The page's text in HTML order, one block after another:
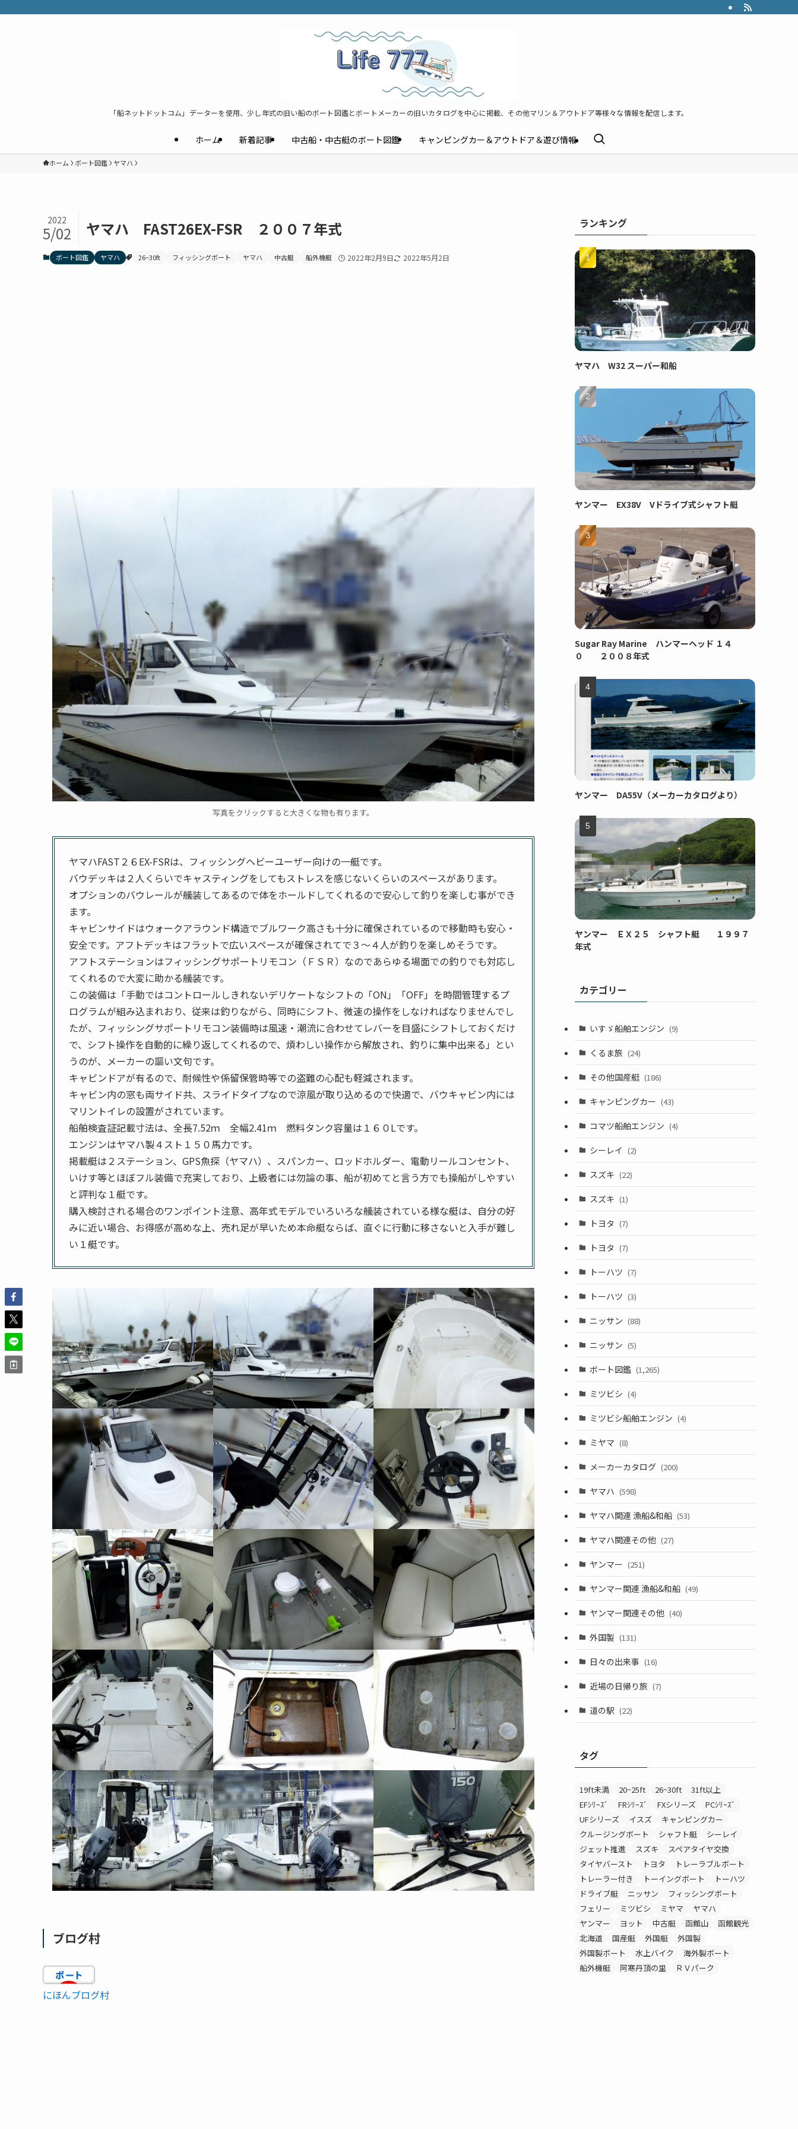
「船ネットドットコム」データーを使用、少し年式の旧い船のボート図鑑とボートメーカーの旧いカタログを中心に掲載、その他マリン＆アウトドア等様々な情報を配信します。
ホーム 新着記事 中古船・中古艇のボート図鑑 キャンピングカー＆アウトドア＆遊び情報
ホーム ボート図鑑 ヤマハ
ヤマハ FAST26EX-FSR ２００７年式
2022
5/02
ボート図鑑 ヤマハ 26~30ft フィッシングボート ヤマハ 中古艇 船外機艇 2022年2月9日 2022年5月2日
写真をクリックすると大きくな物も有ります。
ヤマハFAST２６EX-FSRは、フィッシングヘビーユーザー向けの一艇です。
バウデッキは２人くらいでキャスティングをしてもストレスを感じないくらいのスペースがあります。
オプションのバウレールが艤装してあるので体をホールドしてくれるので安心して釣りを楽しむ事ができ
ます。
キャビンサイドはウォークアラウンド構造でブルワーク高さも十分に確保されているので移動時も安心・
安全です。アフトデッキはフラットで広いスペースが確保されてで３～４人が釣りを楽しめそうです。
アフトステーションはフィッシングサポートリモコン（ＦＳＲ）なのであらゆる場面での釣りでも対応し
てくれるので大変に助かる艤装です。
この装備は「手動ではコントロールしきれないデリケートなシフトの「ON」「OFF」を時間管理するプ
ログラムが組み込まれおり、従来は釣りながら、同時にシフト、微速の操作をしなければなりませんでし
たが、フィッシングサポートリモコン装備時は風速・潮流に合わせてレバーを目盛にシフトしておくだけ
で、シフト操作を自動的に繰り返してくれるので、煩わしい操作から解放され、釣りに集中出来る」とい
うのが、メーカーの謳い文句です。
キャビンドアが有るので、耐候性や係留保管時等での盗難の心配も軽減されます。
キャビン内の窓も両サイド共、スライドタイプなので涼風が取り込めるので快適で、バウキャビン内には
マリントイレの設置がされています。
船舶検査証記載寸法は、全長7.52ｍ 全幅2.41ｍ 燃料タンク容量は１６０Lです。
エンジンはヤマハ製４スト１５０馬力です。
掲載艇は２ステーション、GPS魚探（ヤマハ）、スパンカー、ロッドホルダー、電動リールコンセント、
いけす等とほぼフル装備で充実しており、上級者には勿論の事、船が初めてと言う方でも操船がしやすい
と評判な１艇です。
購入検討される場合のワンポイント注意、高年式モデルでいろいろな艤装されている様な艇は、自分の好
みに近い場合、お得感が高めな上、売れ足が早いため本命艇ならば、直ぐに行動に移さないと入手が難し
い１艇です。
ブログ村
にほんブログ村
ランキング
ヤマハ W32 スーパー和船
ヤンマー EX38V Vドライブ式シャフト艇
Sugar Ray Marine ハンマーヘッド １４
０ ２００８年式
ヤンマー DA55V（メーカーカタログより）
ヤンマー ＥＸ２５ シャフト艇 １９９７
年式
カテゴリー
いすゞ船舶エンジン (9)
くるま旅 (24)
その他国産艇 (186)
キャンピングカー (43)
コマツ船舶エンジン (4)
シーレイ (2)
スズキ (22)
スズキ (1)
トヨタ (7)
トヨタ (7)
トーハツ (7)
トーハツ (3)
ニッサン (88)
ニッサン (5)
ボート図鑑 (1,265)
ミツビシ (4)
ミツビシ船舶エンジン (4)
ミヤマ (8)
メーカーカタログ (200)
ヤマハ (598)
ヤマハ関連 漁船&和船 (53)
ヤマハ関連その他 (27)
ヤンマー (251)
ヤンマー関連 漁船&和船 (49)
ヤンマー関連その他 (40)
外国製 (131)
日々の出来事 (16)
近場の日帰り旅 (7)
道の駅 (22)
タグ
19ft未満 20~25ft 26~30ft
31ft以上
EFｼﾘｰｽﾞ
FRｼﾘｰｽﾞ FXシリーズ
PCｼﾘｰｽﾞ
UFシリーズ
イスズ
キャンピングカー
クルージングボート
シャフト艇
シーレイ
ジェット推進
スズキ
スペアタイヤ交換
タイヤバースト
トヨタ
トレーラブルボート
トレーラー付き
トーイングボート
トーハツ
ドライブ艇
ニッサン
フィッシングボート
フェリー
ミツビシ ミヤマ
ヤマハ
ヤンマー
ヨット 中古艇 函館山
函館観光
北海道
国産艇 外国艇
外国製
外国製ボート
水上バイク
海外製ボート
船外機艇
阿寒丹頂の里 ＲＶパーク